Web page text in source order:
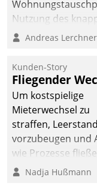
Nutzung des
Anwendungsfall
Unternehmen.
Andreas Lerchner
Kunden-Story
Fliegender
Um kostspielige
Mieterwechsel zu
straffen, Leerstand
vorzubeugen und
wie Prozesse
vernetzen, nutzt die
Nadja Hußmann